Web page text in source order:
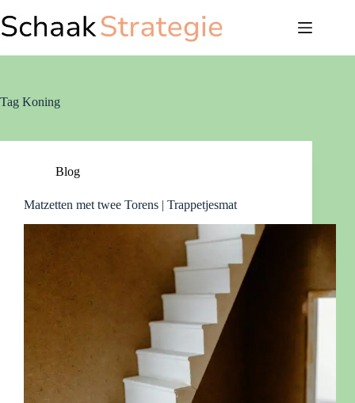
naar
de
Tag Koning
Blog
Matzetten met twee Torens | Trappetjesmat